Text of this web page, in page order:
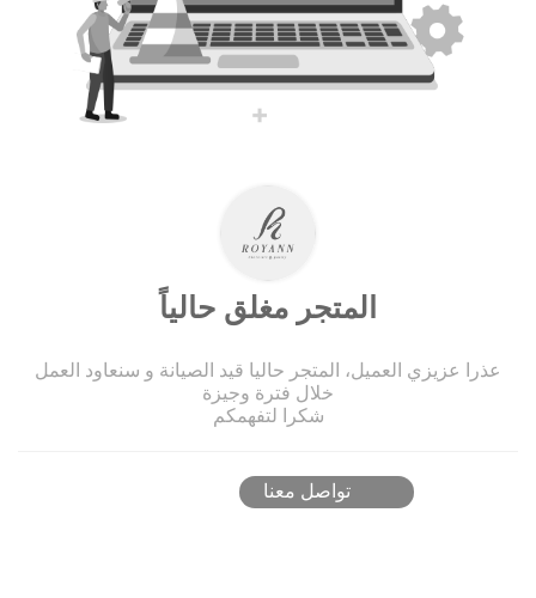
المتجر مغلق حالياً
عذرا عزيزي العميل، المتجر حاليا قيد الصيانة و سنعاود العمل
خلال فترة وجيزة
شكرا لتفهمكم
تواصل معنا